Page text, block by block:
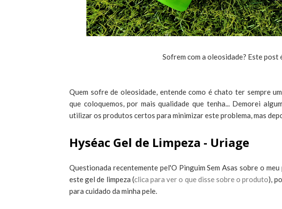
Sofrem com a oleosidade? Este post
Quem sofre de oleosidade, entende como é chato ter sempre
que coloquemos, por mais qualidade que tenha... Demorei
utilizar os produtos certos para minimizar este problema, mas
Hyséac Gel de Limpeza - Uriage
Questionada recentemente pel'O Pinguim Sem Asas sobre o
este gel de limpeza (clica para ver o que disse sobre o produto),
para cuidado da minha pele.